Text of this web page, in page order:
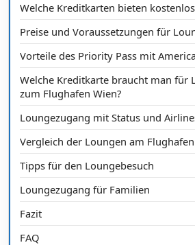
Welche Kreditkarten bieten
Preise und Voraussetzungen für
Vorteile des Priority Pass mit
Welche Kreditkarte braucht man für
zum Flughafen Wien?
Loungezugang mit Status und
Vergleich der Loungen am
Tipps für den Loungebesuch
Loungezugang für Familien
Fazit
FAQ